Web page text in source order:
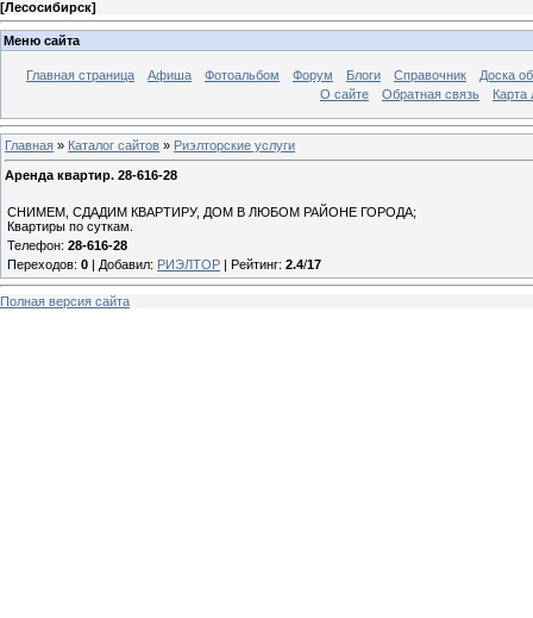
[Лесосибирск]
Меню сайта
Главная страница Афиша Фотоальбом Форум Блоги Справочник
Доска
О сайте
Обратная связь Карта
Главная » Каталог сайтов » Риэлторские услуги
Аренда квартир. 28-616-28
СНИМЕМ, СДАДИМ КВАРТИРУ, ДОМ В ЛЮБОМ РАЙОНЕ ГОРОДА;
Квартиры по суткам.
Телефон: 28-616-28
Переходов: 0 | Добавил: РИЭЛТОР | Рейтинг: 2.4/17
Полная версия сайта